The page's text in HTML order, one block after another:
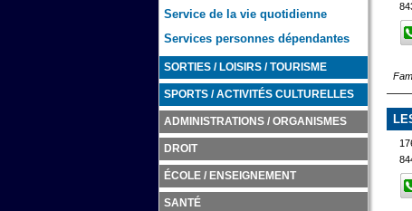
Service de la vie quotidienne
Services personnes dépendantes
SORTIES / LOISIRS / TOURISME
SPORTS / ACTIVITÉS CULTURELLES
ADMINISTRATIONS / ORGANISMES
DROIT
ÉCOLE / ENSEIGNEMENT
SANTÉ